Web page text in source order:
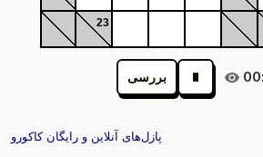
23
بررسی
پازل‌های آنلاین و رایگان کاکورو